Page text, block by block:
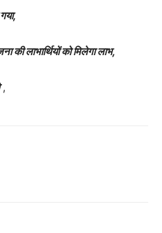
लाभार्थियों को मिलेगा लाभ,
,